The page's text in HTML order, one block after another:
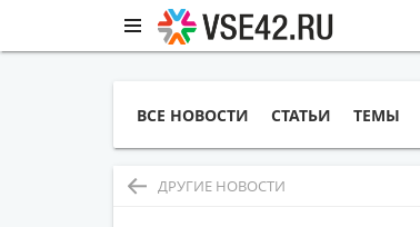
ВСЕ НОВОСТИ СТАТЬИ ТЕМЫ
ДРУГИЕ НОВОСТИ